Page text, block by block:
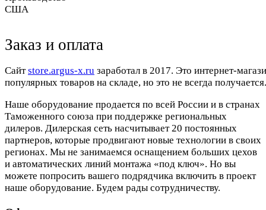
США
Заказ и оплата
Cайтstore.argus-x.ru заработал в 2017. Это интернет-
популярных товаров на складе, но это не всегда
Наше оборудование продается по всей России и в странах
Таможенного союза при поддержке региональных
дилеров. Дилерская сеть насчитывает 20 постоянных
партнеров, которые продвигают новые технологии в своих
регионах. Мы не занимаемся оснащением больших цехов
и автоматических линий монтажа «под ключ». Но вы
можете попросить вашего подрядчика включить в проект
наше оборудование. Будем рады сотрудничеству.